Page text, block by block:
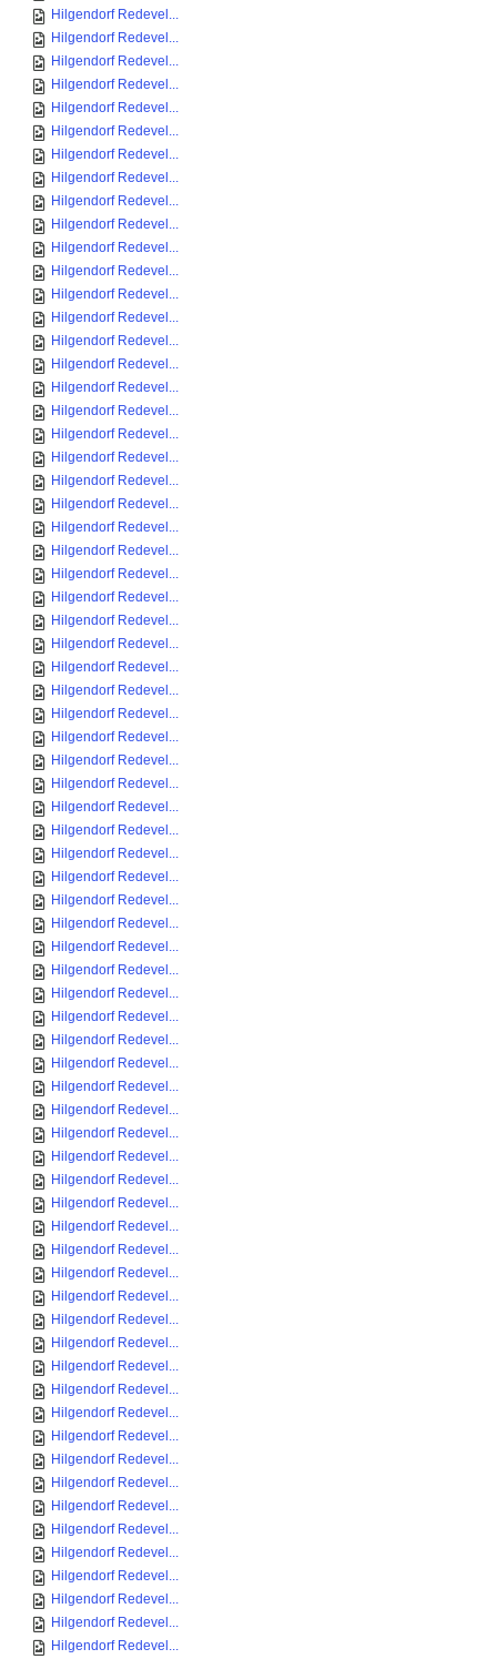
Hilgendorf Redevel...
Hilgendorf Redevel...
Hilgendorf Redevel...
Hilgendorf Redevel...
Hilgendorf Redevel...
Hilgendorf Redevel...
Hilgendorf Redevel...
Hilgendorf Redevel...
Hilgendorf Redevel...
Hilgendorf Redevel...
Hilgendorf Redevel...
Hilgendorf Redevel...
Hilgendorf Redevel...
Hilgendorf Redevel...
Hilgendorf Redevel...
Hilgendorf Redevel...
Hilgendorf Redevel...
Hilgendorf Redevel...
Hilgendorf Redevel...
Hilgendorf Redevel...
Hilgendorf Redevel...
Hilgendorf Redevel...
Hilgendorf Redevel...
Hilgendorf Redevel...
Hilgendorf Redevel...
Hilgendorf Redevel...
Hilgendorf Redevel...
Hilgendorf Redevel...
Hilgendorf Redevel...
Hilgendorf Redevel...
Hilgendorf Redevel...
Hilgendorf Redevel...
Hilgendorf Redevel...
Hilgendorf Redevel...
Hilgendorf Redevel...
Hilgendorf Redevel...
Hilgendorf Redevel...
Hilgendorf Redevel...
Hilgendorf Redevel...
Hilgendorf Redevel...
Hilgendorf Redevel...
Hilgendorf Redevel...
Hilgendorf Redevel...
Hilgendorf Redevel...
Hilgendorf Redevel...
Hilgendorf Redevel...
Hilgendorf Redevel...
Hilgendorf Redevel...
Hilgendorf Redevel...
Hilgendorf Redevel...
Hilgendorf Redevel...
Hilgendorf Redevel...
Hilgendorf Redevel...
Hilgendorf Redevel...
Hilgendorf Redevel...
Hilgendorf Redevel...
Hilgendorf Redevel...
Hilgendorf Redevel...
Hilgendorf Redevel...
Hilgendorf Redevel...
Hilgendorf Redevel...
Hilgendorf Redevel...
Hilgendorf Redevel...
Hilgendorf Redevel...
Hilgendorf Redevel...
Hilgendorf Redevel...
Hilgendorf Redevel...
Hilgendorf Redevel...
Hilgendorf Redevel...
Hilgendorf Redevel...
Hilgendorf Redevel...